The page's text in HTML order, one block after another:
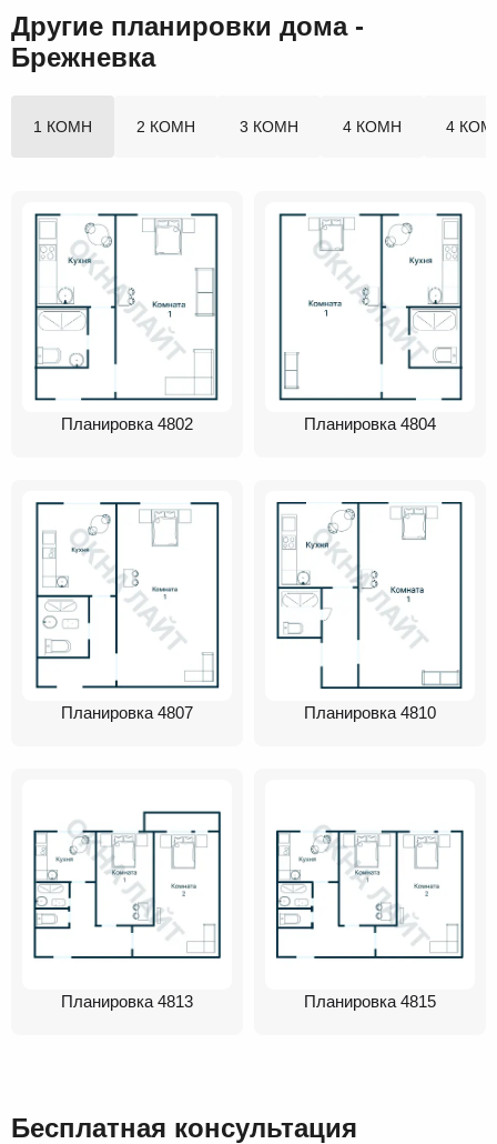
Другие планировки дома -
Брежневка
1 КОМН 2 КОМН 3 КОМН 4 КОМН 4
Планировка 4802 Планировка 4804
Планировка 4807 Планировка 4810
Планировка 4813 Планировка 4815
Бесплатная консультация